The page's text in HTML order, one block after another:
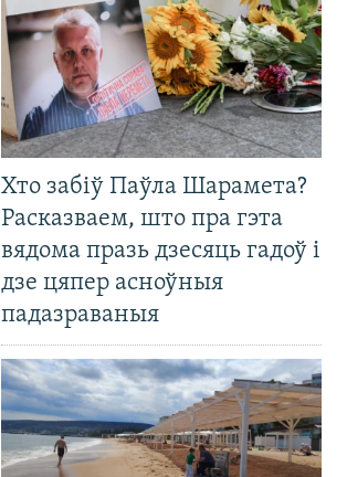
Хто забіў Паўла Шарамета?
Расказваем, што пра гэта
вядома празь дзесяць гадоў і
дзе цяпер асноўныя
падазраваныя